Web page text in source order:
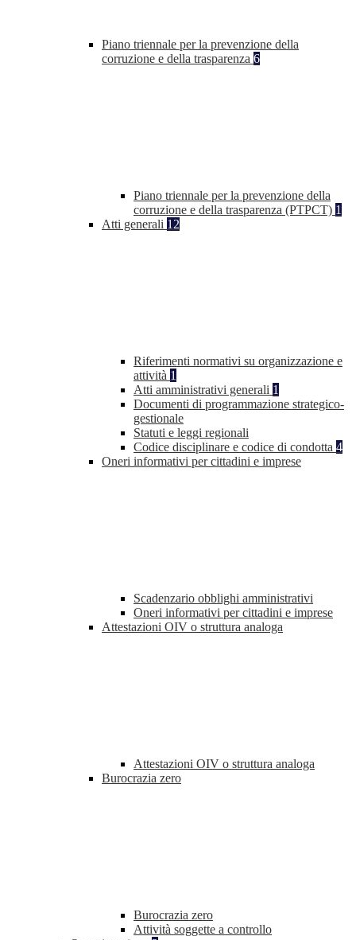
Piano triennale per la prevenzione della
corruzione e della trasparenza 6
Piano triennale per la prevenzione della
corruzione e della trasparenza (PTPCT) 1
Atti generali 12
Riferimenti normativi su organizzazione e
attività 1
Atti amministrativi generali 1
Documenti di programmazione strategico-
gestionale
Statuti e leggi regionali
Codice disciplinare e codice di condotta 4
Oneri informativi per cittadini e imprese
Scadenzario obblighi amministrativi
Oneri informativi per cittadini e imprese
Attestazioni OIV o struttura analoga
Attestazioni OIV o struttura analoga
Burocrazia zero
Burocrazia zero
Attività soggette a controllo